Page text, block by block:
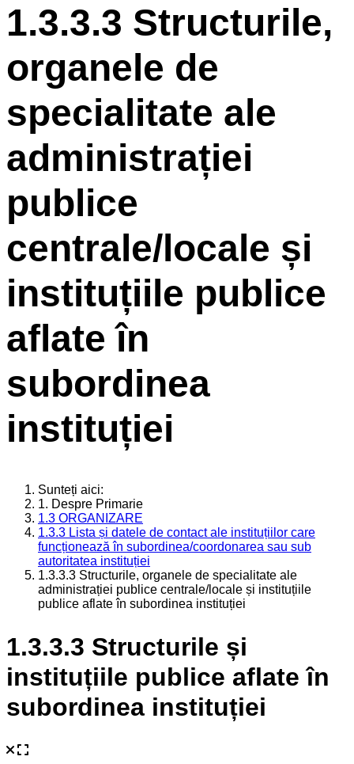
1.3.3.3 Structurile,
organele de
specialitate ale
administrației
publice
centrale/locale și
instituțiile publice
aflate în
subordinea
instituției
Sunteți aici:
1. Despre Primarie
1.3 ORGANIZARE
1.3.3 Lista și datele de contact ale instituțiilor care
funcționează în subordinea/coordonarea sau sub
autoritatea instituției
1.3.3.3 Structurile, organele de specialitate ale
administrației publice centrale/locale și instituțiile
publice aflate în subordinea instituției
1.3.3.3 Structurile și
instituțiile publice aflate în
subordinea instituției